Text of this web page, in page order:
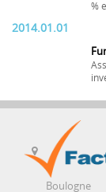
%
2014.01.01
Boulogne